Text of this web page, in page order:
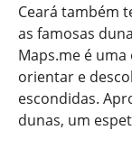
Ceará também
as famosas
Maps.me é
orientar e
escondidas.
dunas, um